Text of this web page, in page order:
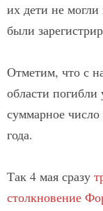
их дети не
были
Отметим, что с
области
суммарное
года.
Так 4 мая сразу
столкновение